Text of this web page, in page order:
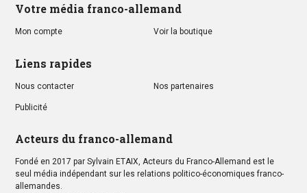
Votre média franco-allemand
Mon compte Voir la boutique
Liens rapides
Nous contacter Nos partenaires
Publicité
Acteurs du franco-allemand
Fondé en 2017 par Sylvain ETAIX, Acteurs du Franco-Allemand est le
seul média indépendant sur les relations politico-économiques franco-
allemandes.